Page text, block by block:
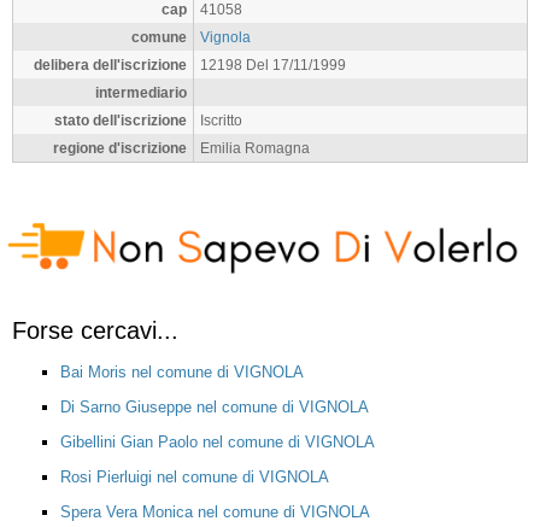
cap
41058
comune
Vignola
delibera dell'iscrizione
12198 Del 17/11/1999
intermediario
stato dell'iscrizione
Iscritto
regione d'iscrizione
Emilia Romagna
Forse cercavi...
Bai Moris nel comune di VIGNOLA
Di Sarno Giuseppe nel comune di VIGNOLA
Gibellini Gian Paolo nel comune di VIGNOLA
Rosi Pierluigi nel comune di VIGNOLA
Spera Vera Monica nel comune di VIGNOLA